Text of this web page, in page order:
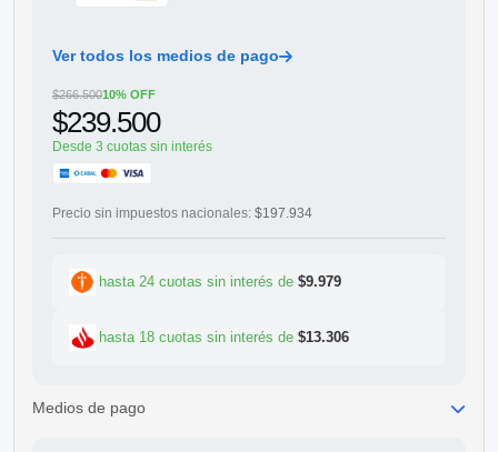
Ver todos los medios de pago
$266.50010% OFF
$239.500
Desde 3 cuotas sin interés
Precio sin impuestos nacionales: $197.934
hasta 24 cuotas sin interés de $9.979
hasta 18 cuotas sin interés de $13.306
Medios de pago